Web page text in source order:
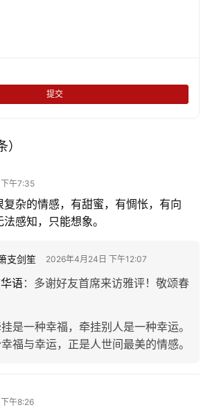
提交
午7:35
复杂的情感，有甜蜜，有惆怅，有向
感知，只能想象。
支剑笙 2026年4月24日 下午12:07
语： 多谢好友首席来访雅评！敬颂春
是一种幸福，牵挂别人是一种幸运。
福与幸运，正是人世间最美的情感。
午8:26